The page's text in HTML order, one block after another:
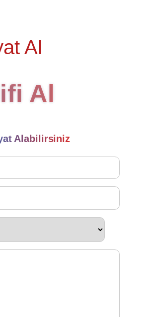
Al
Al
Alabilirsiniz